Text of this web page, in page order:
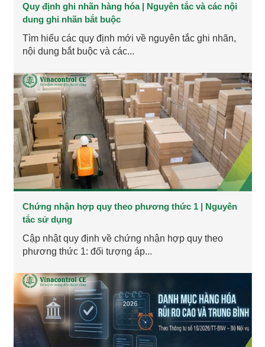
Quy định ghi nhãn hàng hóa | Nguyên tắc và các nội
dung ghi nhãn bắt buộc
Tìm hiểu các quy định mới về nguyên tắc ghi nhãn,
nội dung bắt buộc và các...
Chứng nhận hợp quy theo phương thức 1 | Nguyên
tắc sử dụng
Cập nhật quy định về chứng nhận hợp quy theo
phương thức 1: đối tượng áp...